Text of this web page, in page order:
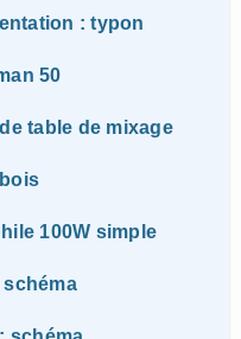
: typon
50
table de mixage
100W simple